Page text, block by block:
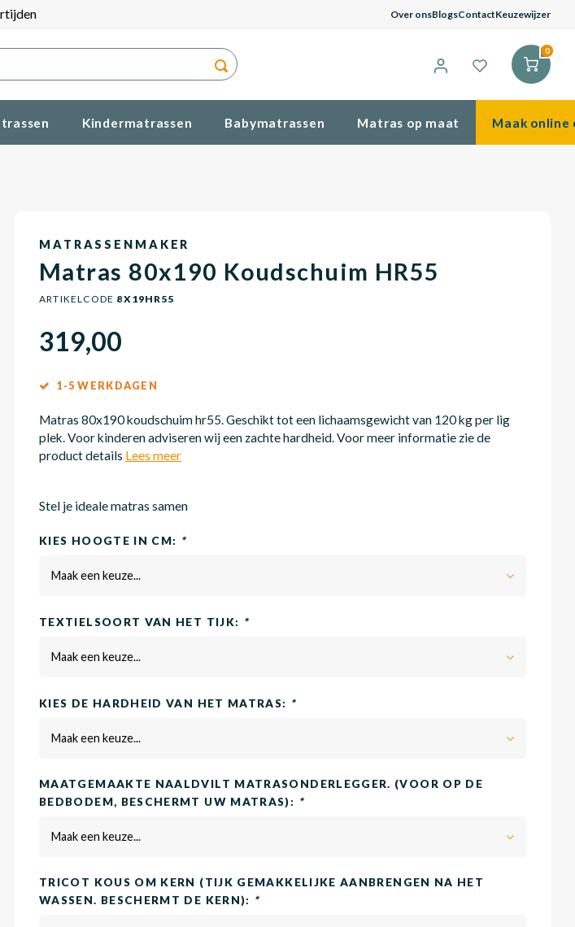
Over onsBlogsContactKeuzewijzer
0
Kindermatrassen Babymatrassen Matras op maat Maak online
MATRASSENMAKER
Matras 80x190 Koudschuim HR55
ARTIKELCODE 8X19HR55
319,00
1-5 WERKDAGEN
Matras 80x190 koudschuim hr55. Geschikt tot een lichaamsgewicht van 120 kg per lig
plek. Voor kinderen adviseren wij een zachte hardheid. Voor meer informatie zie de
product details Lees meer
Stel je ideale matras samen
KIES HOOGTE IN CM: *
Maak een keuze...
TEXTIELSOORT VAN HET TIJK: *
Maak een keuze...
KIES DE HARDHEID VAN HET MATRAS: *
Maak een keuze...
MAATGEMAAKTE NAALDVILT MATRASONDERLEGGER. (VOOR OP DE
BEDBODEM, BESCHERMT UW MATRAS): *
Maak een keuze...
TRICOT KOUS OM KERN (TIJK GEMAKKELIJKE AANBRENGEN NA HET
WASSEN. BESCHERMT DE KERN): *